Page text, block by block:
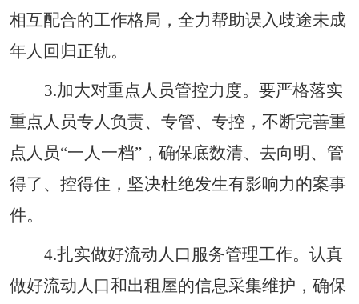
相互配合的工作格局，全力帮助误入歧途未成
年人回归正轨。
3.加大对重点人员管控力度。要严格落实
重点人员专人负责、专管、专控，不断完善重
点人员“一人一档” ，确保底数清、去向明、管
得了、控得住，坚决杜绝发生有影响力的案事
件。
4.扎实做好流动人口服务管理工作。认真
做好流动人口和出租屋的信息采集维护，确保